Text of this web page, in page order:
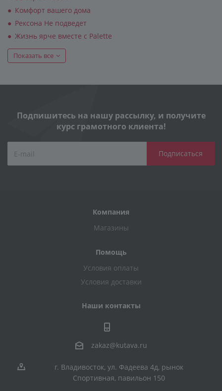
Комфорт вашего дома
Рексона Не подведет
Жизнь ярче вместе с Palette
Показать все
Подпишитесь на нашу рассылку, и получите
курс грамотного клиента!
Компания
Магазины
Помощь
Условия оплаты
Условия доставки
Наши контакты
zakaz@kutava.ru
г. Владивосток, ул. Фадеева 4д, рынок
Спортивная, павильон 150